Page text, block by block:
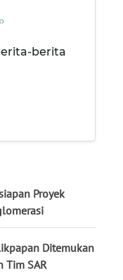
berita
Proyek
Ditemukan
Tim SAR